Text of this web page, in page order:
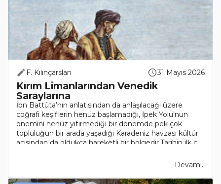
F. Kılınçarslan 31 Mayıs 2026
Kırım Limanlarından Venedik
Saraylarına
İbn Battûta’nın anlatısından da anlaşılacağı üzere
coğrafi keşiflerin henüz başlamadığı, İpek Yolu’nun
önemini henüz yitirmediği bir dönemde pek çok
topluluğun bir arada yaşadığı Karadeniz havzası kültür
açısından da oldukça hareketli bir bölgedir.Tarihin ilk ç..
Devamı..